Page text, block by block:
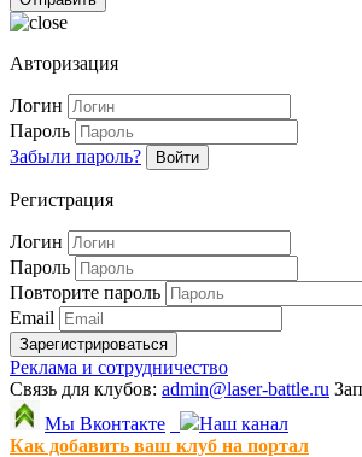
Авторизация
Логин
Пароль
Забыли пароль?
Войти
Регистрация
Логин
Пароль
Повторите пароль
Email
Зарегистрироваться
Реклама и сотрудничество
Связь для клубов: admin@laser-battle.ru
Мы Вконтакте
Наш канал
Как добавить ваш клуб на портал